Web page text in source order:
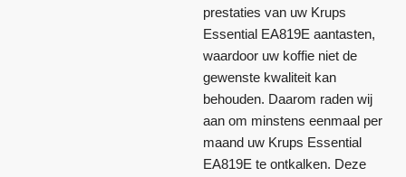
prestaties van uw Krups
Essential EA819E aantasten,
waardoor uw koffie niet de
gewenste kwaliteit kan
behouden. Daarom raden wij
aan om minstens eenmaal per
maand uw Krups Essential
EA819E te ontkalken. Deze